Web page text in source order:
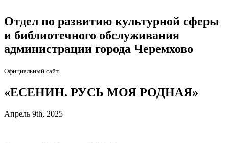
Отдел по развитию культурной сферы
и библиотечного обслуживания
администрации города Черемхово
Официальный сайт
«ЕСЕНИН. РУСЬ МОЯ РОДНАЯ»
Апрель 9th, 2025